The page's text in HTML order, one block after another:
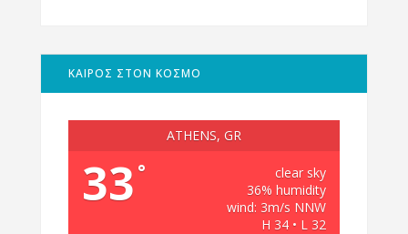
ΚΑΙΡΟΣ ΣΤΟΝ ΚΟΣΜΟ
ATHENS, GR
33 °
clear sky
36% humidity
wind: 3m/s NNW
H 34 • L 32